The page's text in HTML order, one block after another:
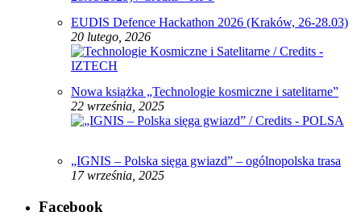
EUDIS Defence Hackathon 2026 (Kraków, 26-28.03)
20 lutego, 2026
Nowa książka „Technologie kosmiczne i satelitarne”
22 września, 2025
„IGNIS – Polska sięga gwiazd” – ogólnopolska trasa
17 września, 2025
Facebook